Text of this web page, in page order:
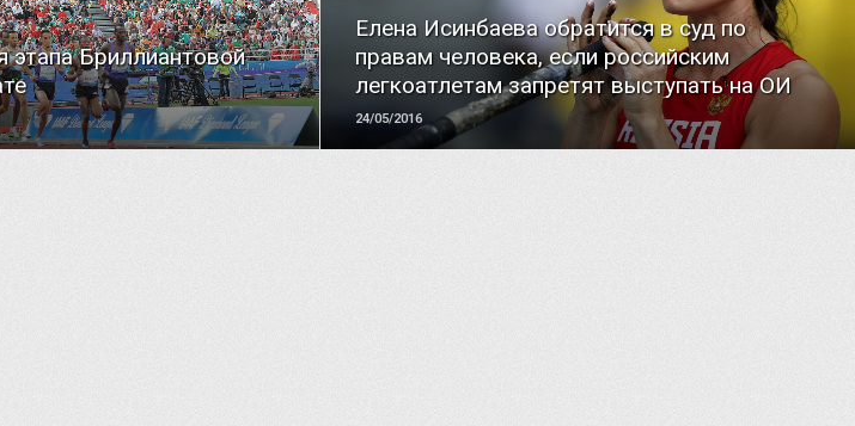
этапа Бриллиантовой
Елена Исинбаева обратится в суд по
правам человека, если российским
легкоатлетам запретят выступать на ОИ
24/05/2016